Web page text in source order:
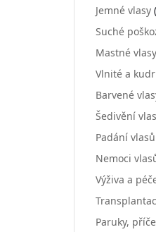
Jemné vlasy
Suché
Mastné vlasy
Vlnité a
Barvené
Šedivění
Padání vlasů
Nemoci
Výživa a
Paruky,